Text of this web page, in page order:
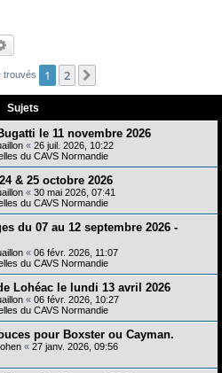
trouvés 1 2
Sujets
le 11 novembre 2026
« 26 juil. 2026, 10:22
du CAVS Normandie
& 25 octobre 2026
« 30 mai 2026, 07:41
du CAVS Normandie
du 07 au 12 septembre 2026 -
« 06 févr. 2026, 11:07
du CAVS Normandie
Lohéac le lundi 13 avril 2026
« 06 févr. 2026, 10:27
du CAVS Normandie
pour Boxster ou Cayman.
« 27 janv. 2026, 09:56